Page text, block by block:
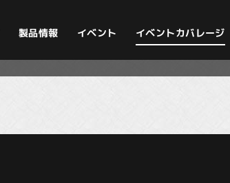
製品情報 イベント イベントカバレージ